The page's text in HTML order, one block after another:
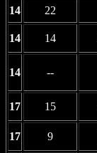
14 22
14 14
14 --
17 15
17 9